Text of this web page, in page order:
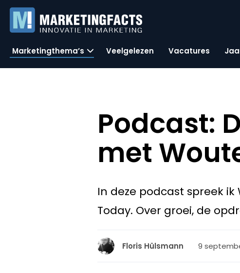
Marketingthema’s Veelgelezen Vacatures
Podcast:
met
In deze podcast spreek
Today. Over groei, de
Floris Hülsmann 9